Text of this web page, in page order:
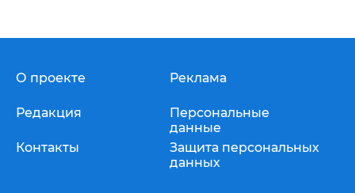
О проекте
Редакция
Контакты
Реклама
Персональные
данные
Защита персональных
данных